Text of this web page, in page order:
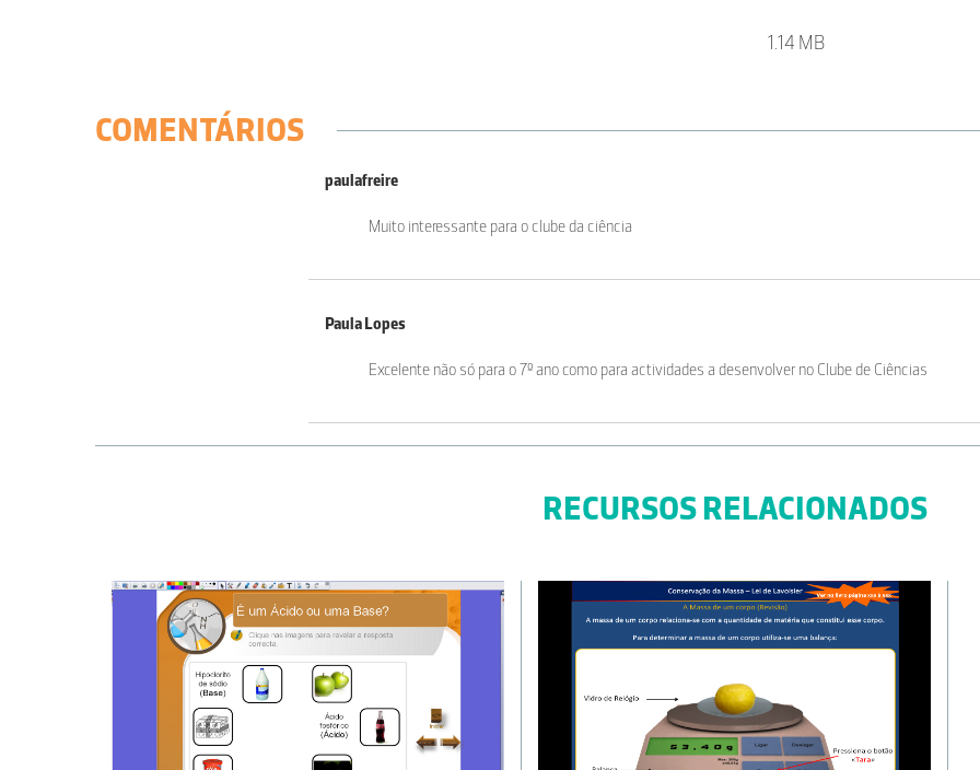
1.14 MB
COMENTÁRIOS
paulafreire
Muito interessante para o clube da ciência
Paula Lopes
Excelente não só para o 7º ano como para actividades a desenvolver no Clube de Ciências
RECURSOS RELACIONADOS